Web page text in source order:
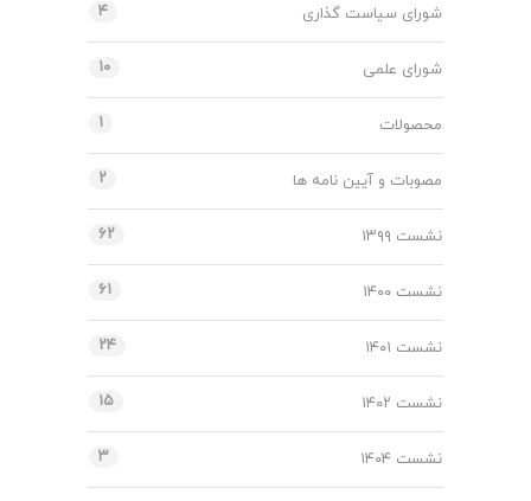
شورای سیاست گذاری ۴
شورای علمی ۱۰
محصولات ۱
مصوبات و آیین نامه ها ۲
نشست ۱۳۹۹ ۶۲
نشست ۱۴۰۰ ۶۱
نشست ۱۴۰۱ ۲۴
نشست ۱۴۰۲ ۱۵
نشست ۱۴۰۴ ۳